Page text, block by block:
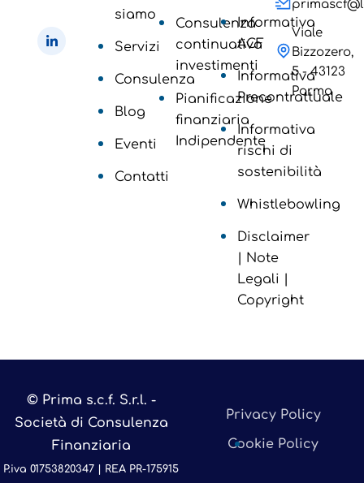
siamo
Servizi
Consulenza
Blog
Eventi
Contatti
Consulenza
continuativa
investimenti
Pianificazione
finanziaria
Indipendente
Informativa
ACF
Informativa
Precontrattuale
Informativa
rischi di
sostenibilità
Whistlebowling
Disclaimer
| Note
Legali |
Copyright
Viale
Bizzozero,
5 - 43123
Parma
© Prima s.c.f. S.r.l. -
Società di Consulenza
Finanziaria
P.iva 01753820347 | REA PR-175915
Privacy Policy
Cookie Policy